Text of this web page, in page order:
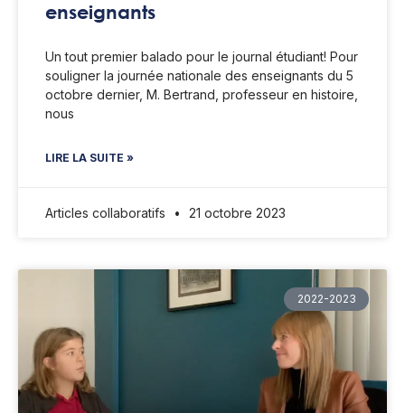
enseignants
Un tout premier balado pour le journal étudiant! Pour
souligner la journée nationale des enseignants du 5
octobre dernier, M. Bertrand, professeur en histoire,
nous
LIRE LA SUITE »
Articles collaboratifs 21 octobre 2023
2022-2023